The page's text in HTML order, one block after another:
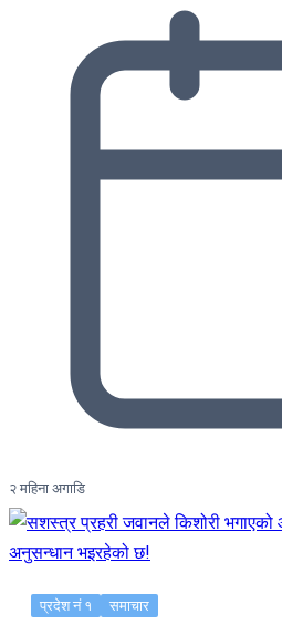
२ महिना अगाडि
प्रदेश नं १ समाचार